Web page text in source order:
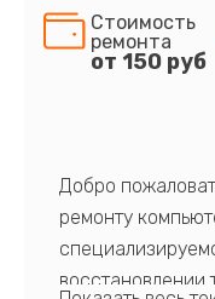
Стоимость
ремонта
от 150 руб
Добро
ремонту
восстановлении